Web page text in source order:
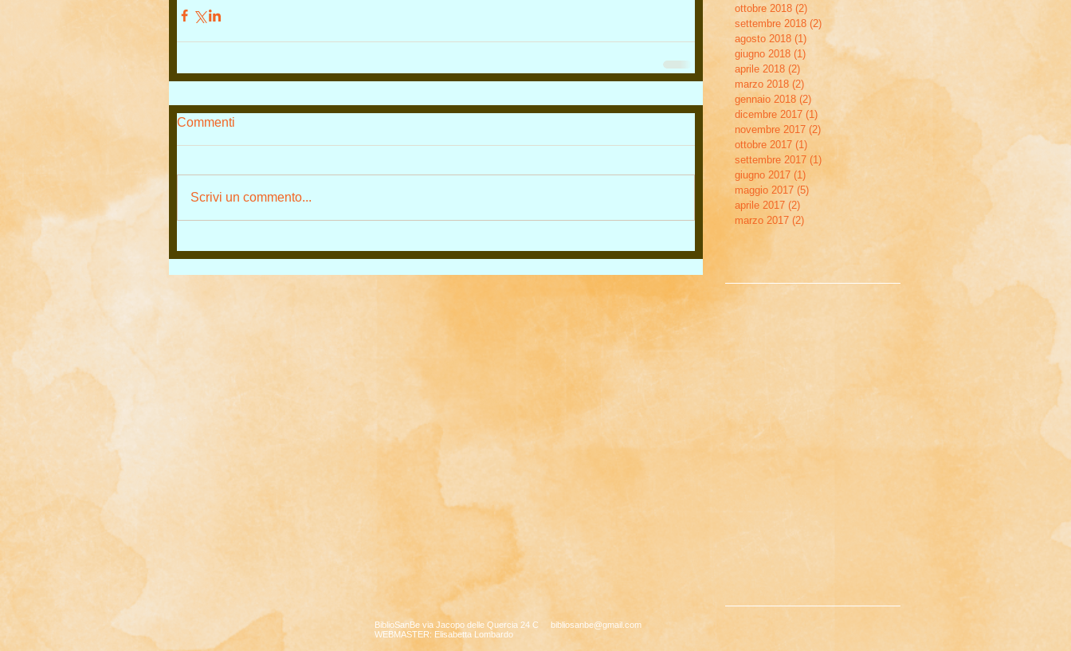
Commenti
Scrivi un commento...
ottobre 2018 (2)
settembre 2018 (2)
agosto 2018 (1)
giugno 2018 (1)
aprile 2018 (2)
marzo 2018 (2)
gennaio 2018 (2)
dicembre 2017 (1)
novembre 2017 (2)
ottobre 2017 (1)
settembre 2017 (1) 1 post
giugno 2017 (1)
maggio 2017 (5)
aprile 2017 (2)
marzo 2017 (2)
BiblioSanBe via Jacopo delle Quercia 24 C bibliosanbe@gmail.com
WEBMASTER: Elisabetta Lombardo